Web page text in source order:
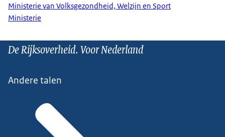
Ministerie van Volksgezondheid, Welzijn en Sport
Ministerie
De Rijksoverheid. Voor Nederland
Andere talen